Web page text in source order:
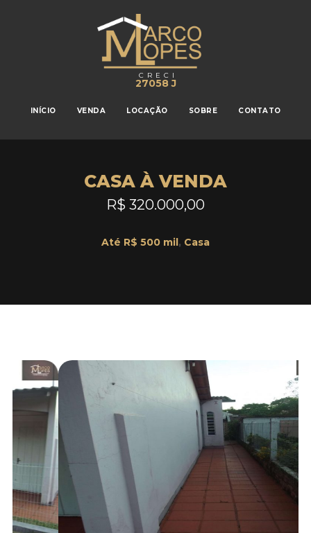
CRECI
27058 J
INÍCIO VENDA LOCAÇÃO SOBRE CONTATO
CASA À VENDA
R$ 320.000,00
Até R$ 500 mil, Casa